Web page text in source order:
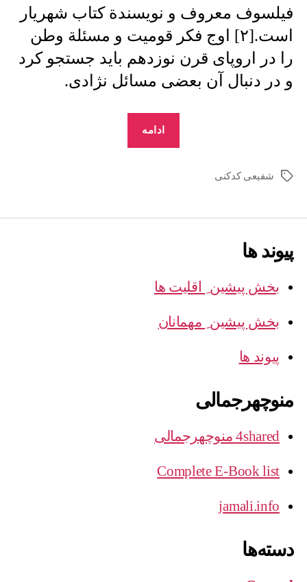
فیلسوف معروف و نویسندة کتاب شهریار
است.[۲] اوج فکر قومیت و مسئلة وطن
را در اروپاى قرن نوزدهم باید جستجو کرد
و در دنبال آن بعضى‌ مسائل نژادى.
ادامه
برچسب‌هاشفیعی کدکنی
پیوند ها
بخش پیشین ِ اقلیت ها
بخش پیشین ِ مهمانان
پیوند ها
منوچهرجمالی
4shared منوچهرجمالی
Complete E-Book list
jamali.info
دسته‌ها